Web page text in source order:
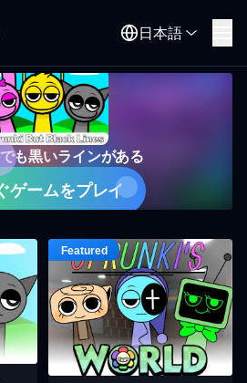
日本語
も黒いラインがある
ゲームをプレイ